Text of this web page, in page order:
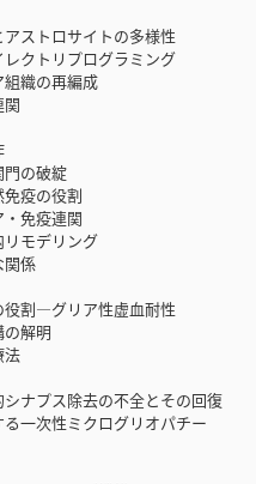
ストロサイトの多様性
クトリプログラミング
織の再編成
の破綻
疫の役割
免疫連関
モデリング
関係
役割―グリア性虚血耐性
解明
法
ナプス除去の不全とその回復
一次性ミクログリオパチー